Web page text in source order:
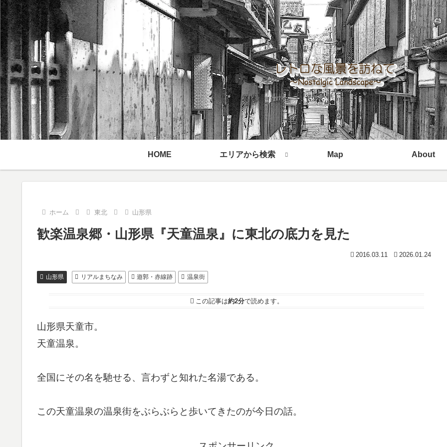
HOME エリアから検索 Map About
ホーム 東北 山形県
歓楽温泉郷・山形県『天童温泉』に東北の底力を見た
2016.03.11 2026.01.24
山形県 リアルまちなみ 遊郭・赤線跡 温泉街
この記事は約2分で読めます。
山形県天童市。
天童温泉。
全国にその名を馳せる、言わずと知れた名湯である。
この天童温泉の温泉街をぶらぶらと歩いてきたのが今日の話。